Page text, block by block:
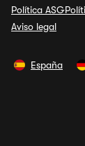
Política ASG
Aviso legal
España